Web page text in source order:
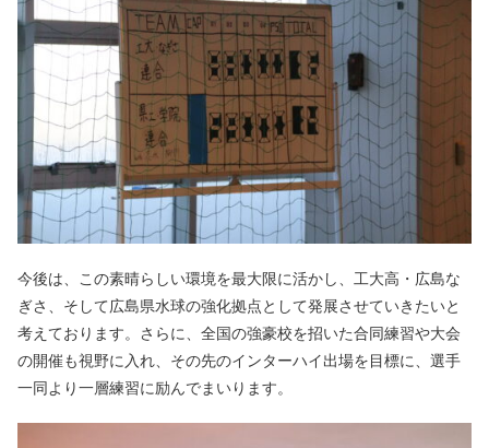
今後は、この素晴らしい環境を最大限に活かし、工大高・広島な
ぎさ、そして広島県水球の強化拠点として発展させていきたいと
考えております。さらに、全国の強豪校を招いた合同練習や大会
の開催も視野に入れ、その先のインターハイ出場を目標に、選手
一同より一層練習に励んでまいります。